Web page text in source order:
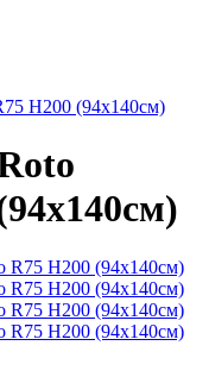
H200 (94x140см)